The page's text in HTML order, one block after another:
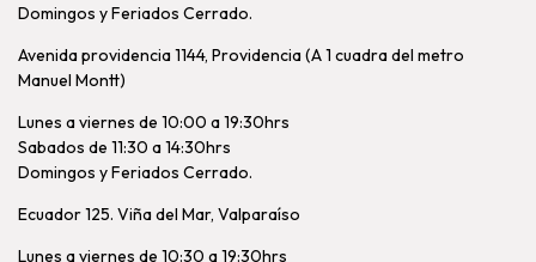
Domingos y Feriados Cerrado.
Avenida providencia 1144, Providencia (A 1 cuadra del metro
Manuel Montt)
Lunes a viernes de 10:00 a 19:30hrs
Sabados de 11:30 a 14:30hrs
Domingos y Feriados Cerrado.
Ecuador 125. Viña del Mar, Valparaíso
Lunes a viernes de 10:30 a 19:30hrs